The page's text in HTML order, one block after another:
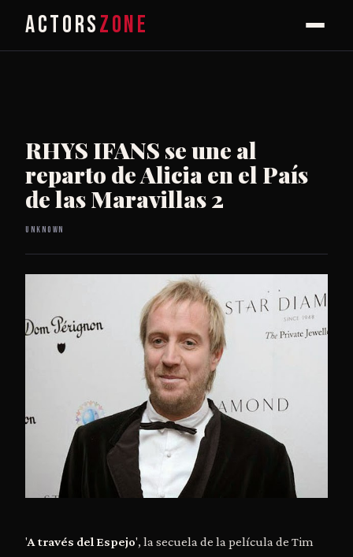
ACTORSZONE
RHYS IFANS se une al
reparto de Alicia en el País
de las Maravillas 2
Unknown
'A través del Espejo', la secuela de la película de Tim